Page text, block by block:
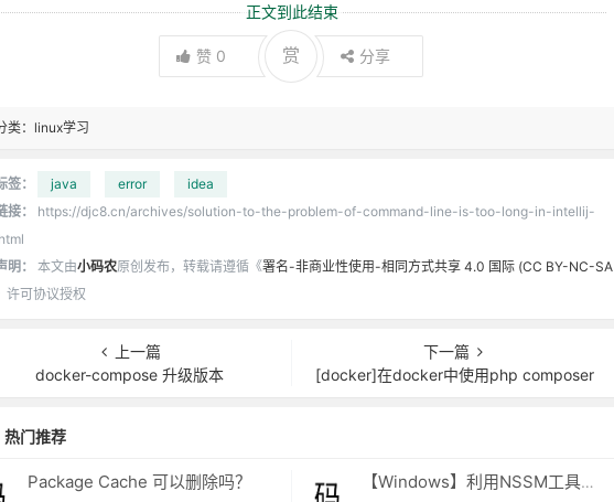
正文到此结束
赞 0 赏 分享
： linux学习
签： java error
idea
接：
https://djc8.cn/archives/solution-to-the-problem-of-command-line-is-too-long-in-intellij-
明：
本文由小码农原创发布，转载请遵循《署名-非商业性使用-相同方式共享 4.0 国际 (CC BY-NC-SA
许可协议授权
上一篇
docker-compose 升级版本
下一篇
[docker]在docker中使用php composer
热门推荐
Package Cache 可以删除吗？ 【Windows】利用NSSM工具让BAT脚本变成后台服务